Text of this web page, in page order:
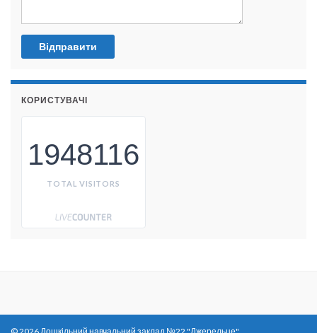
КОРИСТУВАЧІ
1948116
TOTAL VISITORS